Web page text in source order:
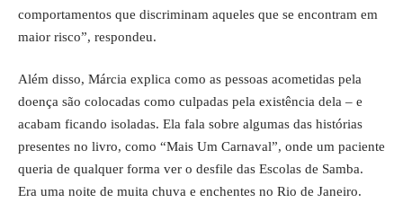
comportamentos que discriminam aqueles que se encontram em
maior risco”, respondeu.
Além disso, Márcia explica como as pessoas acometidas pela
doença são colocadas como culpadas pela existência dela – e
acabam ficando isoladas. Ela fala sobre algumas das histórias
presentes no livro, como “Mais Um Carnaval”, onde um paciente
queria de qualquer forma ver o desfile das Escolas de Samba.
Era uma noite de muita chuva e enchentes no Rio de Janeiro.